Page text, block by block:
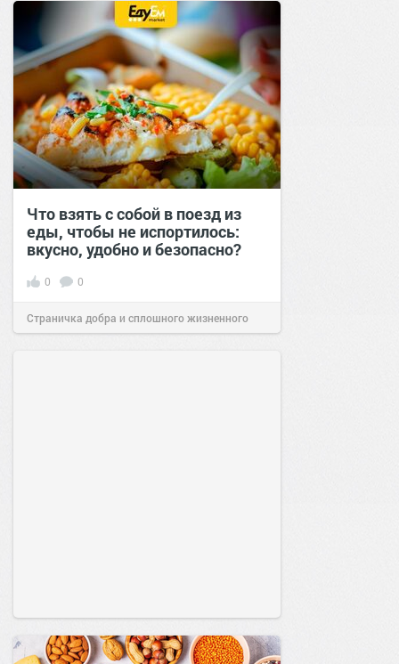
Что взять с собой в поезд из
еды, чтобы не испортилось:
вкусно, удобно и безопасно?
0 0
Страничка добра и сплошного жизненного